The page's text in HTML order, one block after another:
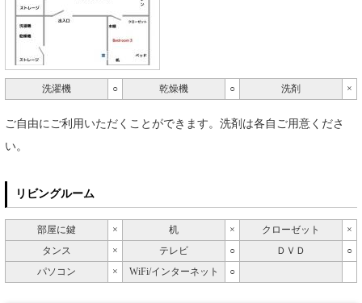
洗濯機 ○ 乾燥機 ○ 洗剤 ×
ご自由にご利用いただくことができます。洗剤は各自ご用意くださ
い。
リビングルーム
部屋に鍵 × 机 × クローゼット
×
タンス
× テレビ ○ ＤＶＤ
○
パソコン
× WiFi/インターネット ○